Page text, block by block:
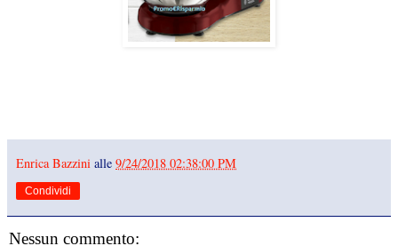
Enrica Bazzini alle 9/24/2018 02:38:00 PM
Condividi
Nessun commento: